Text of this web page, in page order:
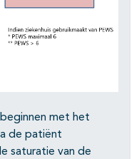
met het
de patiënt
saturatie van de